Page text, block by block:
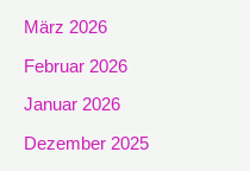
März 2026
Februar 2026
Januar 2026
Dezember 2025